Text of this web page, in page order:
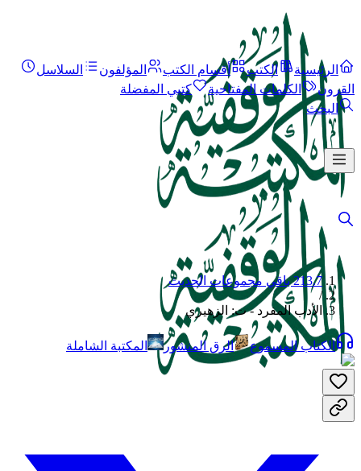
الرئيسية الكتب أقسام الكتب المؤلفون
السلاسل
القرون
الكلمات المفتاحية
كتبي المفضلة
البحث
213.7 باقي مجموعات الحديث
/
الأدب المفرد - ت: الزهيري
الكتاب المسموع الرق المنشور المكتبة الشاملة